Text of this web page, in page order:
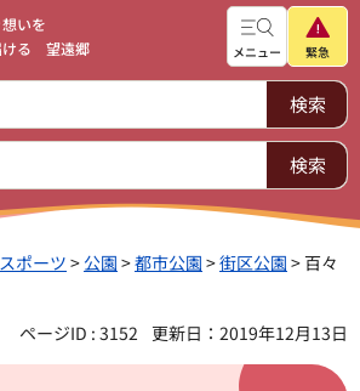
いを
ける 望遠郷
メニュー 緊急
ポーツ> 公園 >都市公園 >街区公園 > 百々
ページID : 3152
更新日：2019年12月13日